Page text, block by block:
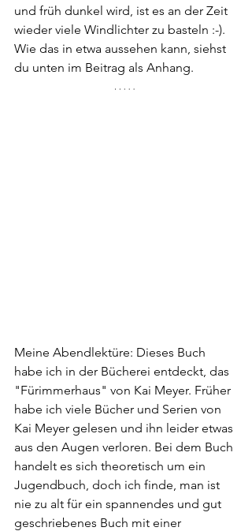
und früh dunkel wird, ist es an der Zeit
wieder viele Windlichter zu basteln :-).
Wie das in etwa aussehen kann, siehst
du unten im Beitrag als Anhang.
Meine Abendlektüre: Dieses Buch
habe ich in der Bücherei entdeckt, das
"Fürimmerhaus" von Kai Meyer. Früher
habe ich viele Bücher und Serien von
Kai Meyer gelesen und ihn leider etwas
aus den Augen verloren. Bei dem Buch
handelt es sich theoretisch um ein
Jugendbuch, doch ich finde, man ist
nie zu alt für ein spannendes und gut
geschriebenes Buch mit einer